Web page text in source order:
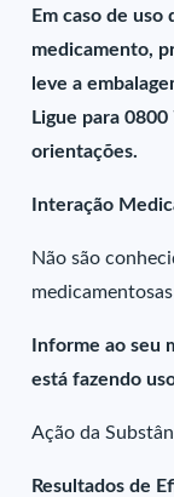
Em caso de
medicamento,
leve a
Ligue para
orientações.
Interação
Não são
Informe ao seu
está fazendo
Ação da
Resultados de